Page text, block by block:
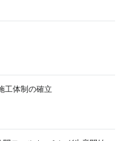
工体制の確立